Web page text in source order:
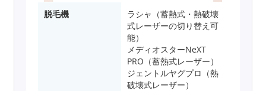
脱毛機
ラシャ（蓄熱式・熱破壊
式レーザーの切り替え可
能）
メディオスターNeXT
PRO（蓄熱式レーザー）
ジェントルヤグプロ（熱
破壊式レーザー）